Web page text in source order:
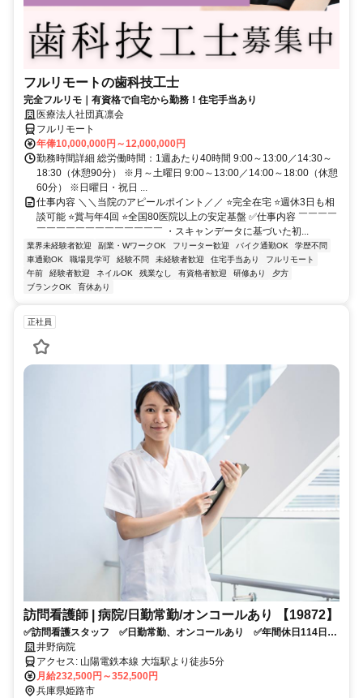
フルリモートの歯科技工士
完全フルリモ｜有資格で自宅から勤務！住宅手当あり
医療法人社団真凛会
フルリモート
年俸10,000,000円～12,000,000円
勤務時間詳細 総労働時間：1週あたり40時間 9:00～13:00／14:30～
18:30（休憩90分） ※月～土曜日 9:00～13:00／14:00～18:00（休憩
60分） ※日曜日・祝日 ...
仕事内容 ＼＼当院のアピールポイント／／ ⭐完全在宅 ⭐週休3日も相
談可能 ⭐賞与年4回 ⭐全国80医院以上の安定基盤 ✅仕事内容 ￣￣￣￣
￣￣￣￣￣￣￣￣￣￣￣￣￣ ・スキャンデータに基づいた初...
業界未経験者歓迎 副業・WワークOK フリーター歓迎 バイク通勤OK
学歴不問
車通勤OK
職場見学可 経験不問 未経験者歓迎 住宅手当あり
フルリモート
午前
経験者歓迎 ネイルOK 残業なし 有資格者歓迎 研修あり
夕方
ブランクOK
育休あり
正社員
訪問看護師 | 病院/日勤常勤/オンコールあり 【19872】
✅訪問看護スタッフ ✅日勤常勤、オンコールあり ✅年間休日114日
✅車通勤可 ✅大塩駅から徒歩２分 ✅有休の取得率80％以上、残業少
なめの職場です！
井野病院
アクセス: 山陽電鉄本線 大塩駅より徒歩5分
月給232,500円～352,500円
兵庫県姫路市